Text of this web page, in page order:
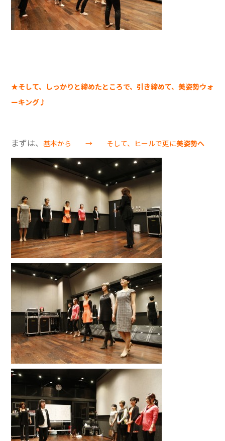
★そして、しっかりと締めたところで、引き締めて、美姿勢ウォ
ーキング♪
まずは、基本から → そして、ヒールで更に美姿勢へ